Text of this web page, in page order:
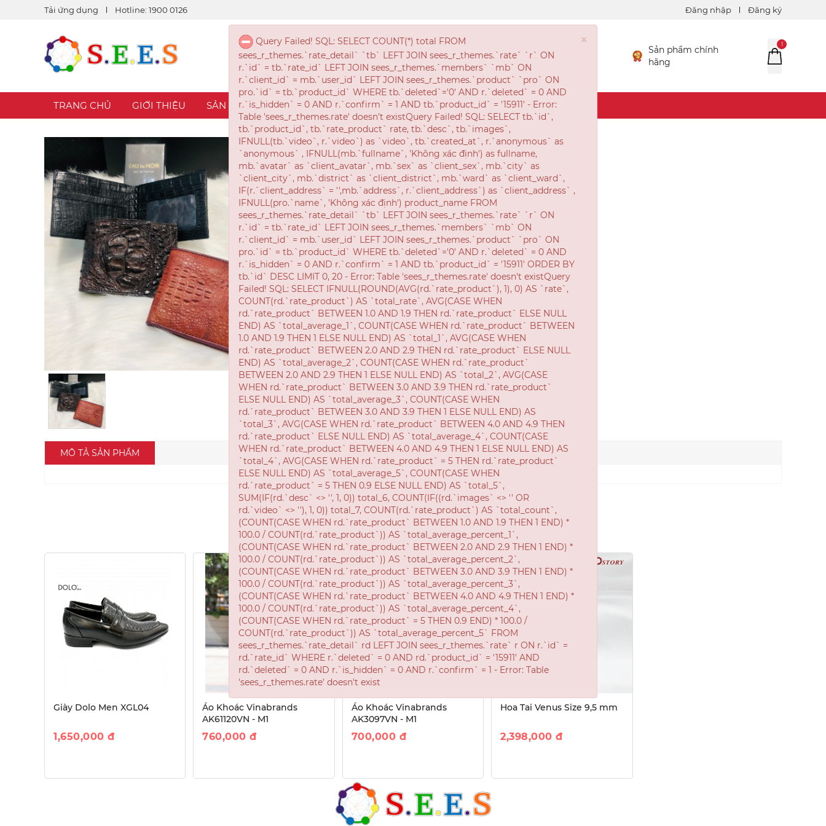
Tải ứng dụng Hotline: 1900 0126 Đăng nhập Đăng ký
Hỗ trợ 24/7
Sản phẩm chính
hãng
1
TRANG CHỦ GIỚI THIỆU SẢN PHẨM XU HƯỚNG THỜI TRANG SẢN PHẨM KHUYẾN MÃI
Ví Da Cá Sấu 2 Mặt
Ngày đăng: 13:11 24/08/2021 - Lượt xem: 537
Mã SP:AMV053
1,500,000đ
Số lượng: +
-
Thêm vào giỏ Mua ngay
MÔ TẢ SẢN PHẨM
SẢN PHẨM CÙNG DANH MỤC
Giày Dolo Men XGL04
1,650,000 đ
Áo Khoác Vinabrands
AK61120VN - M1
760,000đ
Áo Khoác Vinabrands
AK3097VN - M1
700,000 đ
Hoa Tai Venus Size 9,5 mm
2,398,000đ